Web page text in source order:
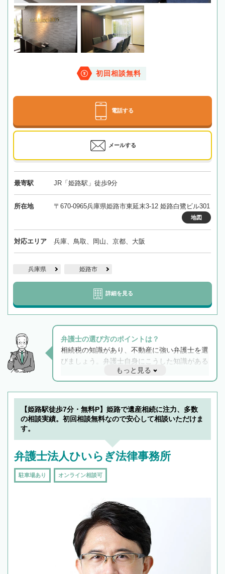
初回相談無料
電話する
メールする
最寄駅 JR「姫路駅」徒歩9分
所在地 〒670-0965兵庫県姫路市東延末3-12 姫路白鷺ビル301
地図
対応エリア 兵庫、鳥取、岡山、京都、大阪
兵庫県 姫路市
詳細を見る
弁護士の選び方のポイントは？
相続税の知識があり、不動産に強い弁護士を選
びましょう。弁護士自身にこうした知識がある
と他士業との連携もスムーズに進み、トラブル
解決のみならず相続をトータルで任せることが
できます。また、相続は感情がからむ分野なの
でフィーリングも重要です。実際に電話や面談
で複数の弁護士と会話をしてウマが合う方に依
もっと見る
【姫路駅徒歩7分・無料P】姫路で遺産相続に注力、多数
の相談実績。初回相談無料なので安心して相談いただけま
す。
弁護士法人ひいらぎ法律事務所
駐車場あり オンライン相談可